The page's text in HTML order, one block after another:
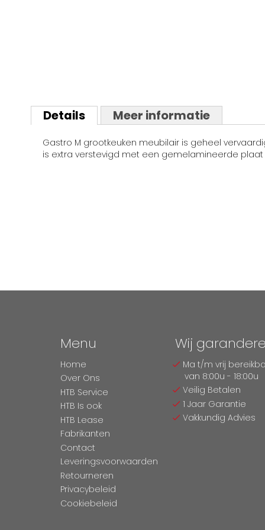
naar
het
van
Details
Gastro M grootkeuken meubilair is geheel
is extra verstevigd met een gemelamineerde plaat
Meer informatie
Menu
Home
Over Ons
HTB Service
HTB Is ook
HTB Lease
Fabrikanten
Contact
Leveringsvoorwaarden
Retourneren
Privacybeleid
Cookiebeleid
Wij
Ma t/m vrij
van 8:00u - 18:00u
Veilig Betalen
1 Jaar Garantie
Vakkundig Advies